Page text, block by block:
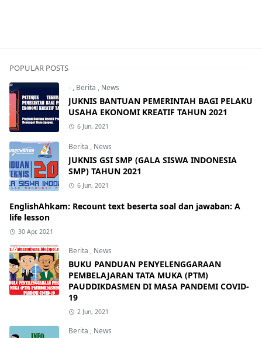
POPULAR POSTS
- , Berita , News
JUKNIS BANTUAN PEMERINTAH BAGI PELAKU
USAHA EKONOMI KREATIF TAHUN 2021
6 Jun, 2021
Berita , News
JUKNIS GSI SMP (GALA SISWA INDONESIA
SMP) TAHUN 2021
6 Jun, 2021
EnglishAhkam: Recount text beserta soal dan jawaban: A
life lesson
30 Apr, 2021
Berita , News
BUKU PANDUAN PENYELENGGARAAN
PEMBELAJARAN TATA MUKA (PTM)
PAUDDIKDASMEN DI MASA PANDEMI COVID-
19
2 Jun, 2021
Berita , News